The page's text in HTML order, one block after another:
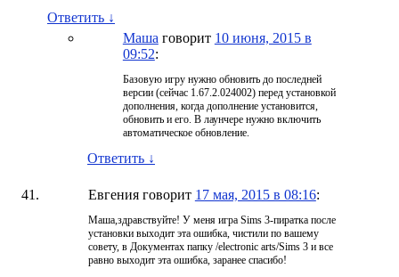
Ответить ↓
Маша говорит 10 июня, 2015 в
09:52:
Базовую игру нужно обновить до последней
версии (сейчас 1.67.2.024002) перед установкой
дополнения, когда дополнение установится,
обновить и его. В лаунчере нужно включить
автоматическое обновление.
Ответить ↓
Евгения говорит 17 мая, 2015 в 08:16:
Маша,здравствуйте! У меня игра Sims 3-пиратка после
установки выходит эта ошибка, чистили по вашему
совету, в Документах папку /electronic arts/Sims 3 и все
равно выходит эта ошибка, заранее спасибо!